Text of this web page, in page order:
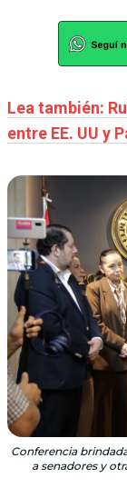
Lea también:
entre EE. UU y
Conferencia
a senadores y